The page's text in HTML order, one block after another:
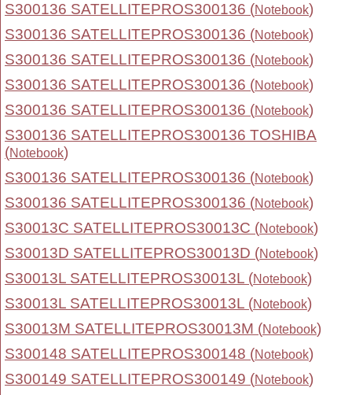
S300136 SATELLITEPROS300136 (Notebook)
S300136 SATELLITEPROS300136 (Notebook)
S300136 SATELLITEPROS300136 (Notebook)
S300136 SATELLITEPROS300136 (Notebook)
S300136 SATELLITEPROS300136 (Notebook)
S300136 SATELLITEPROS300136 TOSHIBA
(Notebook)
S300136 SATELLITEPROS300136 (Notebook)
S300136 SATELLITEPROS300136 (Notebook)
S30013C SATELLITEPROS30013C (Notebook)
S30013D SATELLITEPROS30013D (Notebook)
S30013L SATELLITEPROS30013L (Notebook)
S30013L SATELLITEPROS30013L (Notebook)
S30013M SATELLITEPROS30013M (Notebook)
S300148 SATELLITEPROS300148 (Notebook)
S300149 SATELLITEPROS300149 (Notebook)